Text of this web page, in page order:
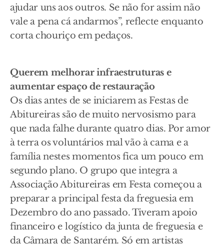
ajudar uns aos outros. Se não for assim não
vale a pena cá andarmos”, reflecte enquanto
corta chouriço em pedaços.
Querem melhorar infraestruturas e
aumentar espaço de restauração
Os dias antes de se iniciarem as Festas de
Abitureiras são de muito nervosismo para
que nada falhe durante quatro dias. Por amor
à terra os voluntários mal vão à cama e a
família nestes momentos fica um pouco em
segundo plano. O grupo que integra a
Associação Abitureiras em Festa começou a
preparar a principal festa da freguesia em
Dezembro do ano passado. Tiveram apoio
financeiro e logístico da junta de freguesia e
da Câmara de Santarém. Só em artistas